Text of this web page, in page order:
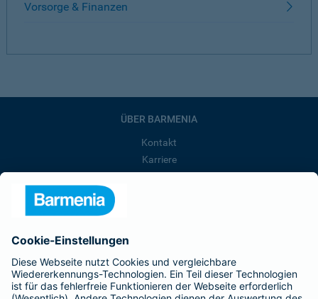
Vorsorge & Finanzen
ÜBER BARMENIA
Kontakt
Karriere
Barmenia ist Teil der BarmeniaGothaer
BELIEBTE SEITEN